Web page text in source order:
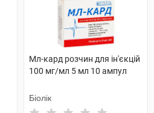
Мл-кард розчин для ін'єкцій
100 мг/мл 5 мл 10 ампул
Біолік